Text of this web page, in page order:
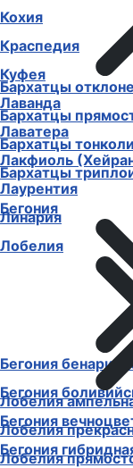
Бархатцы
Бархатцы
Бархатцы
Бархатцы
Бегония
Бегония
Бегония
Бегония
Бегония
Кохия
Краспедия
Куфея
Лаванда
Лаватера
Лакфиоль
Лаурентия
Линария
Лобелия
Лобелия
Лобелия
Лобелия